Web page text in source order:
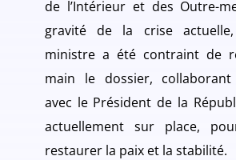
de l’Intérieur et des Outre-
gravité de la crise
ministre a été contraint de
main le dossier,
avec le Président de la
actuellement sur place,
restaurer la paix et la stabilité.